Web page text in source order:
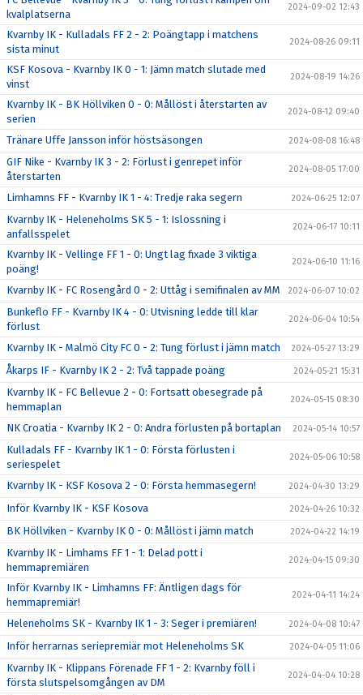
kvalplatserna
2024-09-02 12:43
Kvarnby IK - Kulladals FF 2 - 2: Poängtapp i matchens
sista minut
2024-08-26 09:11
KSF Kosova - Kvarnby IK 0 - 1: Jämn match slutade med
vinst
2024-08-19 14:26
Kvarnby IK - BK Höllviken 0 - 0: Mållöst i återstarten av
serien
2024-08-12 09:40
Tränare Uffe Jansson inför höstsäsongen 2024-08-08 16:48
GIF Nike - Kvarnby IK 3 - 2: Förlust i genrepet inför
återstarten
2024-08-05 17:00
Limhamns FF - Kvarnby IK 1 - 4: Tredje raka segern 2024-06-25 12:07
Kvarnby IK - Heleneholms SK 5 - 1: Islossning i
anfallsspelet
2024-06-17 10:11
Kvarnby IK - Vellinge FF 1 - 0: Ungt lag fixade 3 viktiga
poäng!
2024-06-10 11:16
Kvarnby IK - FC Rosengård 0 - 2: Uttåg i semifinalen av MM 2024-06-07 10:02
Bunkeflo FF - Kvarnby IK 4 - 0: Utvisning ledde till klar
förlust
2024-06-04 10:54
Kvarnby IK - Malmö City FC 0 - 2: Tung förlust i jämn match 2024-05-27 13:29
Åkarps IF - Kvarnby IK 2 - 2: Två tappade poäng 2024-05-21 15:31
Kvarnby IK - FC Bellevue 2 - 0: Fortsatt obesegrade på
hemmaplan
2024-05-15 08:30
NK Croatia - Kvarnby IK 2 - 0: Andra förlusten på bortaplan 2024-05-14 10:57
Kulladals FF - Kvarnby IK 1 - 0: Första förlusten i
seriespelet
2024-05-06 10:58
Kvarnby IK - KSF Kosova 2 - 0: Första hemmasegern! 2024-04-30 13:29
Inför Kvarnby IK - KSF Kosova 2024-04-26 10:32
BK Höllviken - Kvarnby IK 0 - 0: Mållöst i jämn match 2024-04-22 14:19
Kvarnby IK - Limhams FF 1 - 1: Delad pott i
hemmapremiären
2024-04-15 09:30
Inför Kvarnby IK - Limhamns FF: Äntligen dags för
hemmapremiär!
2024-04-11 14:24
Heleneholms SK - Kvarnby IK 1 - 3: Seger i premiären! 2024-04-08 10:47
Inför herrarnas seriepremiär mot Heleneholms SK 2024-04-05 11:06
Kvarnby IK - Klippans Förenade FF 1 - 2: Kvarnby föll i
första slutspelsomgången av DM
2024-04-04 10:28